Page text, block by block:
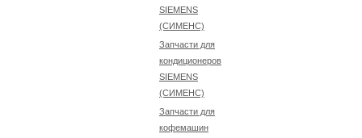
SIEMENS
(СИМЕНС)
Запчасти для
кондиционеров
SIEMENS
(СИМЕНС)
Запчасти для
кофемашин